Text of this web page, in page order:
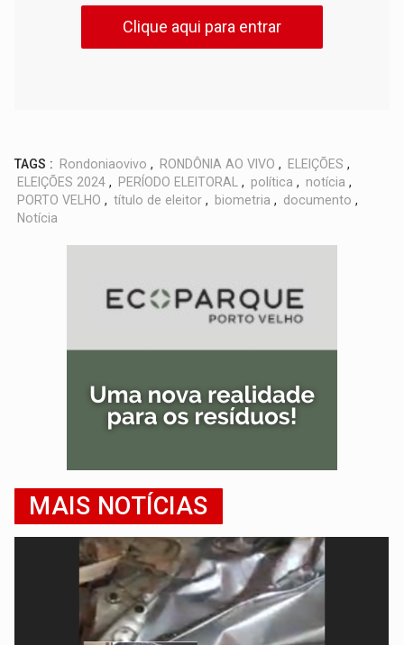
Clique aqui para entrar
TAGS : Rondoniaovivo , RONDÔNIA AO VIVO , ELEIÇÕES ,
ELEIÇÕES 2024 , PERÍODO ELEITORAL , política , notícia ,
PORTO VELHO , título de eleitor , biometria , documento ,
Notícia
MAIS NOTÍCIAS